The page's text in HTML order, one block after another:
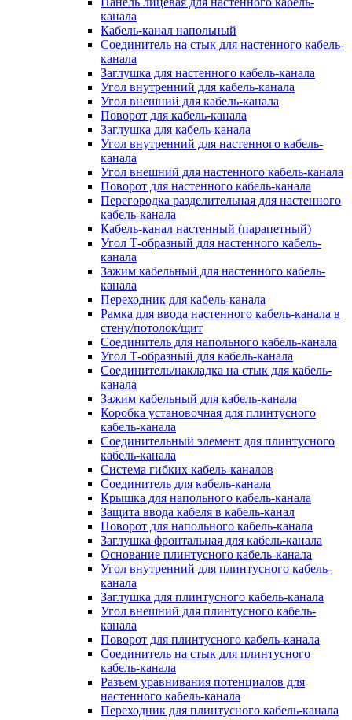
канала
Кабель-канал напольный
Соединитель на стык для настенного кабель-
канала
Заглушка для настенного кабель-канала
Угол внутренний для кабель-канала
Угол внешний для кабель-канала
Поворот для кабель-канала
Заглушка для кабель-канала
Угол внутренний для настенного кабель-
канала
Угол внешний для настенного кабель-канала
Поворот для настенного кабель-канала
Перегородка разделительная для настенного
кабель-канала
Кабель-канал настенный (парапетный)
Угол Т-образный для настенного кабель-
канала
Зажим кабельный для настенного кабель-
канала
Переходник для кабель-канала
Рамка для ввода настенного кабель-канала в
стену/потолок/щит
Соединитель для напольного кабель-канала
Угол Т-образный для кабель-канала
Соединитель/накладка на стык для кабель-
канала
Зажим кабельный для кабель-канала
Коробка установочная для плинтусного
кабель-канала
Соединительный элемент для плинтусного
кабель-канала
Система гибких кабель-каналов
Соединитель для кабель-канала
Крышка для напольного кабель-канала
Защита ввода кабеля в кабель-канал
Поворот для напольного кабель-канала
Заглушка фронтальная для кабель-канала
Основание плинтусного кабель-канала
Угол внутренний для плинтусного кабель-
канала
Заглушка для плинтусного кабель-канала
Угол внешний для плинтусного кабель-
канала
Поворот для плинтусного кабель-канала
Соединитель на стык для плинтусного
кабель-канала
Разъем уравнивания потенциалов для
настенного кабель-канала
Переходник для плинтусного кабель-канала